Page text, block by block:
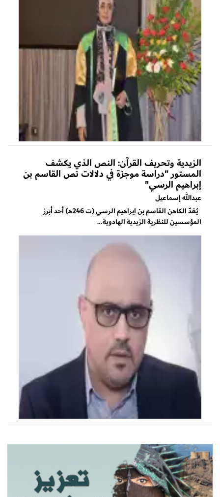
الزيدية وتحريف القرآن: النص الذي يكشف
المستور "دراسة موجزة في دلالات نص القاسم بن
إبراهيم الرسي"
عبدالله إسماعيل
يُعَدّ الكاهن القاسم بن إبراهيم الرسي (ت 246هـ) أحد أبرز
المؤسسين للنظرية الزيدية الهادوية...